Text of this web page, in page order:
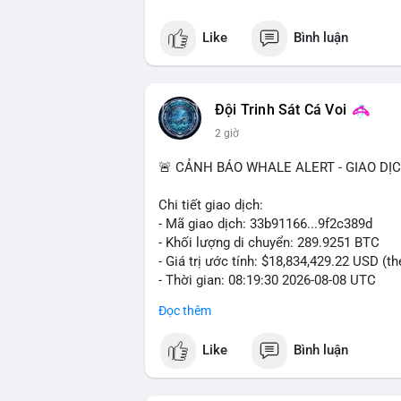
Like Bình luận
Đội Trinh Sát Cá Voi
2 giờ
🚨 CẢNH BÁO WHALE ALERT - GIAO
Chi tiết giao dịch:
- Mã giao dịch: 33b91166...9f2c389d
- Khối lượng di chuyển: 289.9251 BTC
- Giá trị ước tính: $18,834,429.22 USD
- Thời gian: 08:19:30 2026-08-08 UTC
Nhận định phân tích:
chưa xác nhận cho thấy dấu hiệu của
mục. Với mức giá hiện tại, động thái
Đọc thêm
Like Bình luận